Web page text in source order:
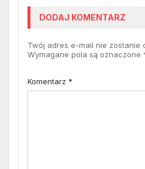
DODAJ KOMENTARZ
Twój adres e-mail nie zostanie
Wymagane pola są oznaczone
Komentarz *